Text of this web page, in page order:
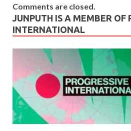
Comments are closed.
JUNPUTH IS A MEMBER OF
INTERNATIONAL